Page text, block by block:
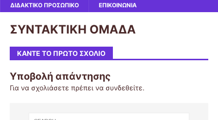
ΔΙΔΑΚΤΙΚΟ ΠΡΟΣΩΠΙΚΟ
ΕΠΙΚΟΙΝΩΝΙΑ
ΣΥΝΤΑΚΤΙΚΗ ΟΜΑΔΑ
ΚΆΝΤΕ ΤΟ ΠΡΏΤΟ ΣΧΌΛΙΟ
Υποβολή απάντησης
Για να σχολιάσετε πρέπει να συνδεθείτε.